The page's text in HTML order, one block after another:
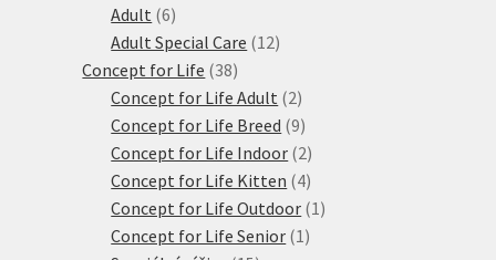
Adult 66
produktů
Adult Special Care 1212
Concept for Life 3838
produktů
Concept for Life Adult 22
produkty
Concept for Life Breed 99
produktů
Concept for Life Indoor 22
produkty
Concept for Life Kitten 44
produkty
Concept for Life Outdoor 1 1
Concept for Life Senior 1 1